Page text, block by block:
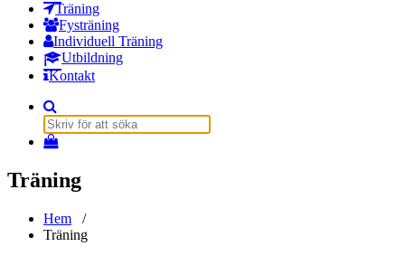
Träning
Fysträning
Individuell Träning
Utbildning
Kontakt
Sök
efter:
Träning
Hem /
Träning